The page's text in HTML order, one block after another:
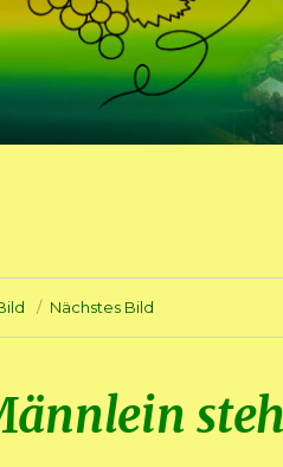
Nächstes Bild